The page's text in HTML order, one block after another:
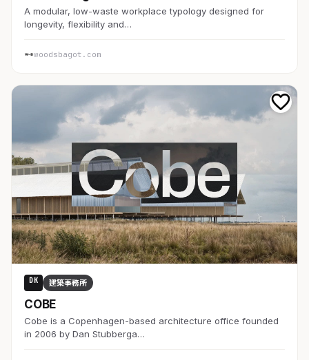
A modular, low-waste workplace typology designed for
longevity, flexibility and…
woodsbagot.com
DK 建築事務所
COBE
Cobe is a Copenhagen-based architecture office founded
in 2006 by Dan Stubberga…